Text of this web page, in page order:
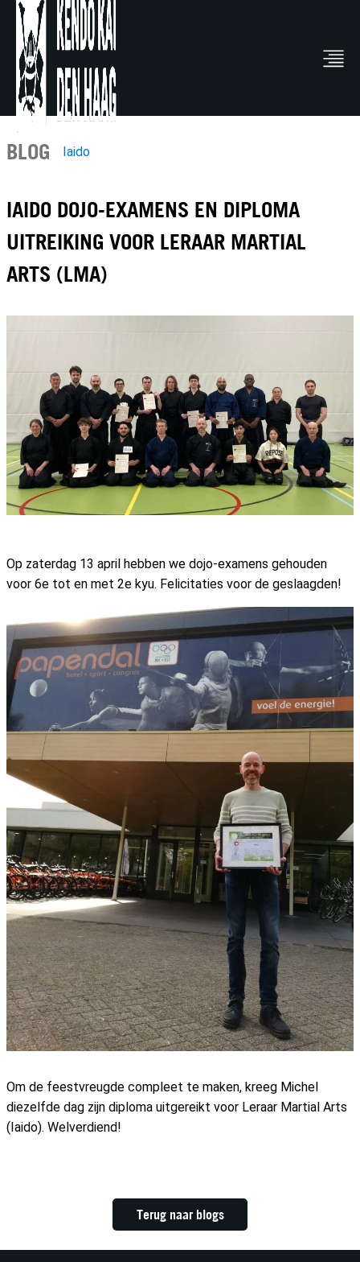
BLOG Iaido
IAIDO DOJO-EXAMENS EN DIPLOMA
UITREIKING VOOR LERAAR MARTIAL
ARTS (LMA)
Op zaterdag 13 april hebben we dojo-examens gehouden
voor 6e tot en met 2e kyu. Felicitaties voor de geslaagden!
Om de feestvreugde compleet te maken, kreeg Michel
diezelfde dag zijn diploma uitgereikt voor Leraar Martial Arts
(Iaido). Welverdiend!
Terug naar blogs